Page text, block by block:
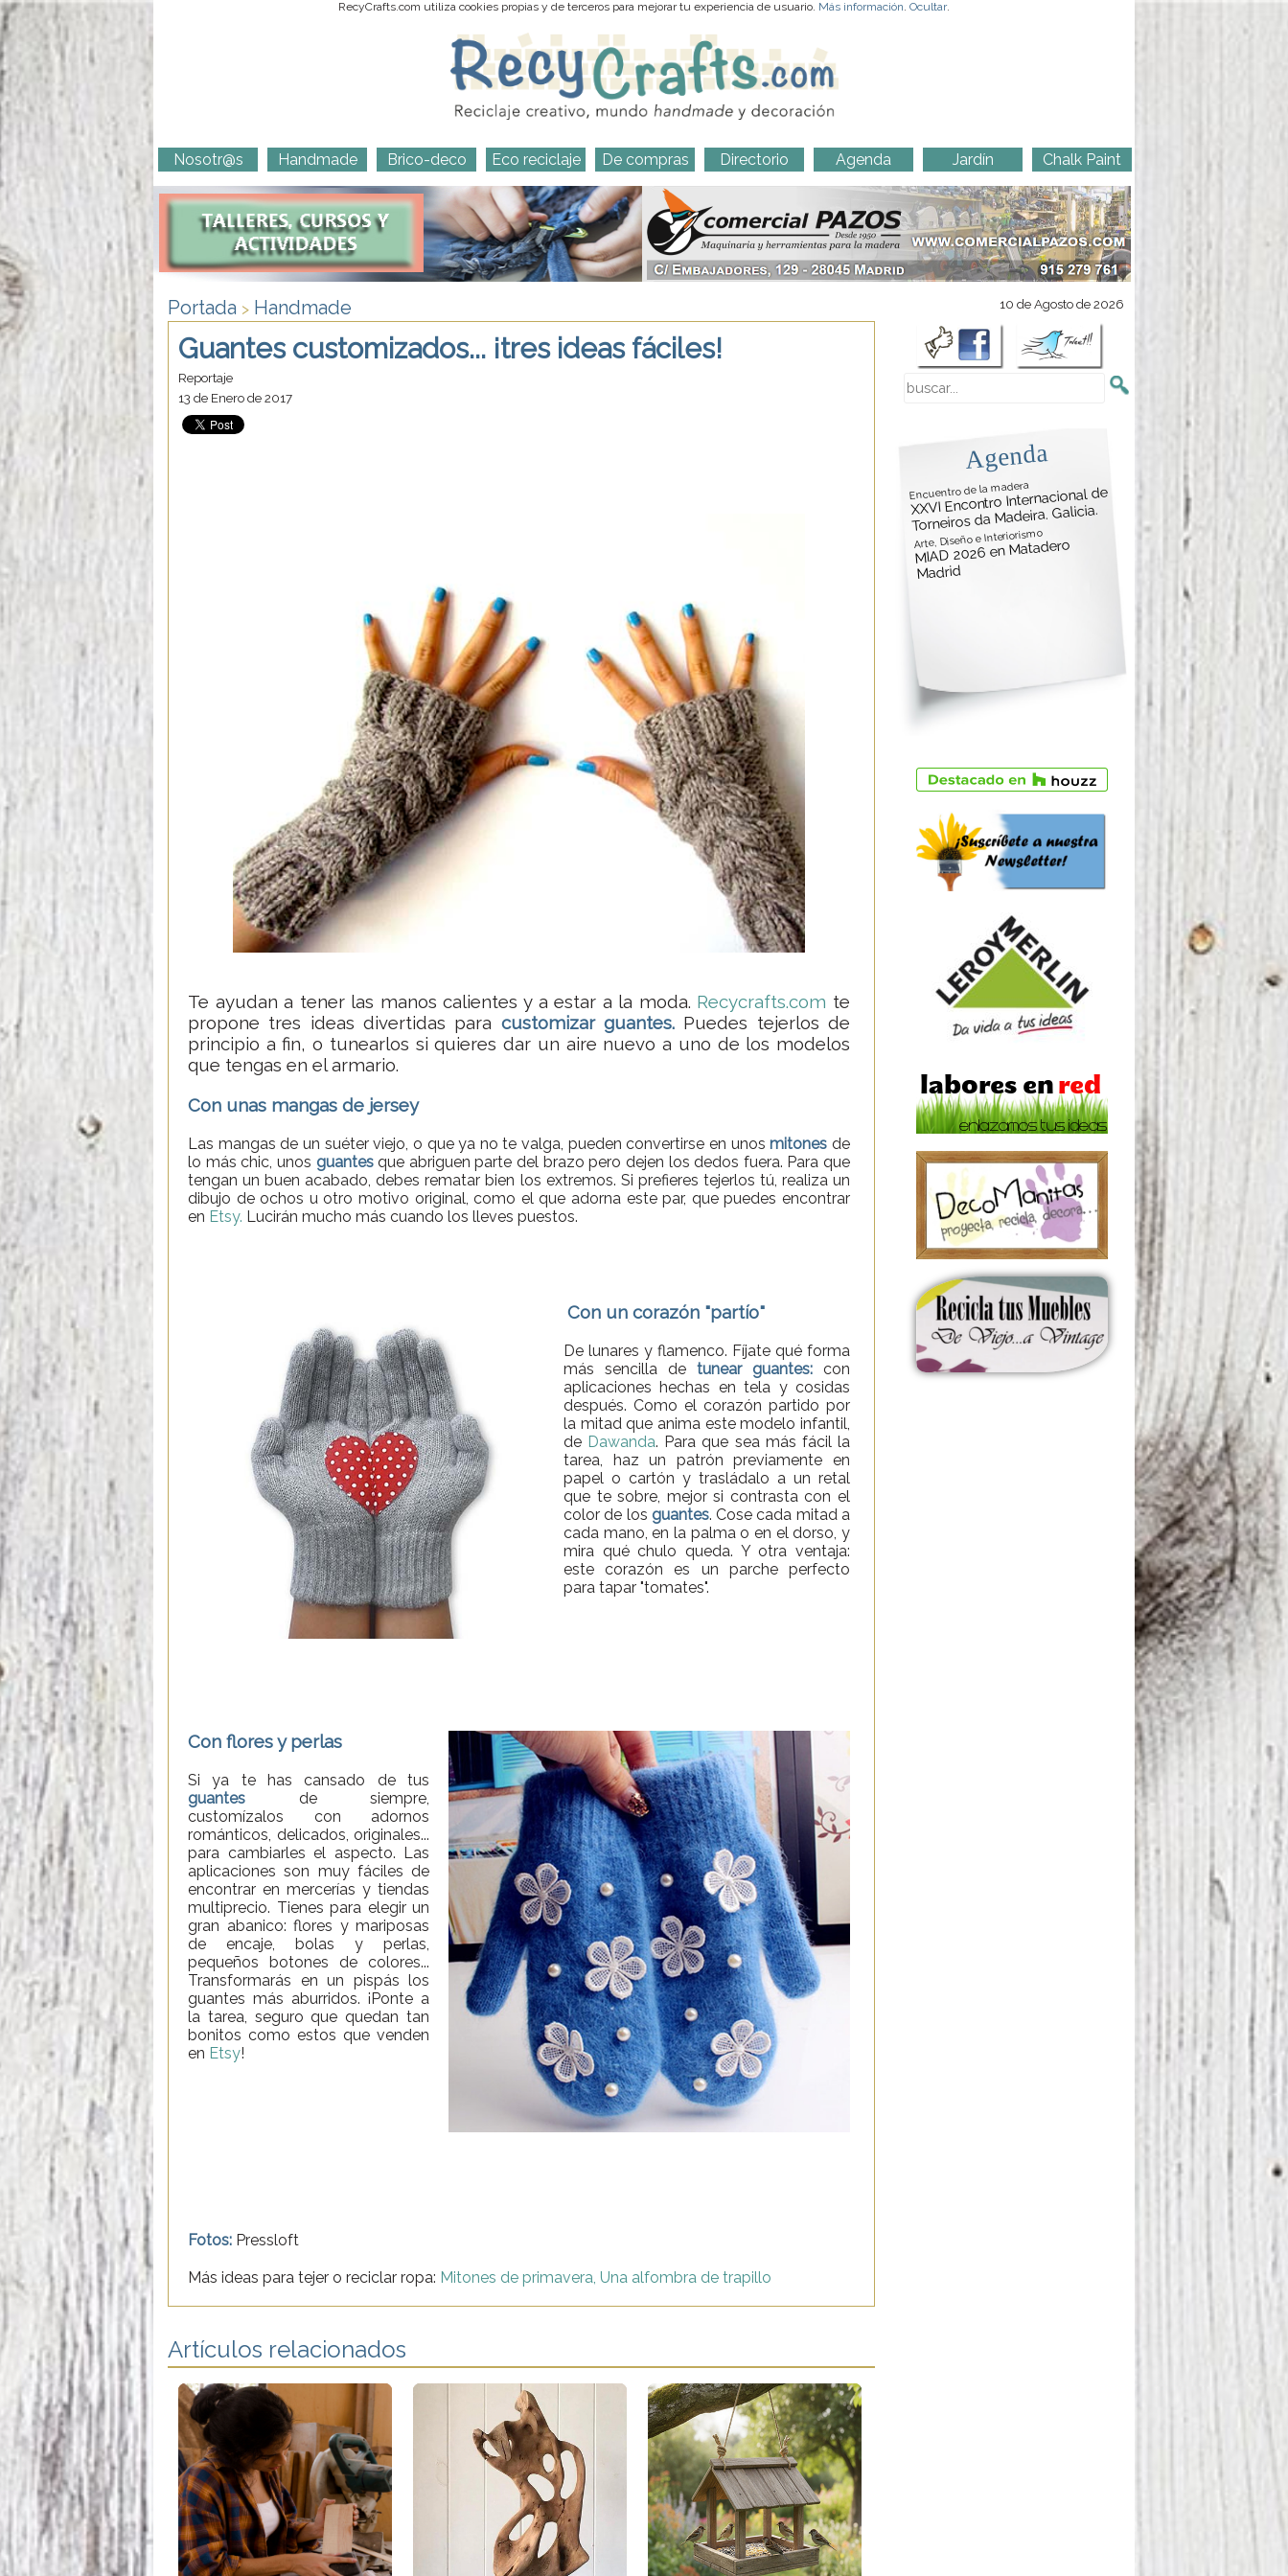
RecyCrafts.com utiliza cookies propias y de terceros para mejorar tu experiencia de usuario. Más información. Ocultar.
Nosotr@s Handmade Brico-deco Eco reciclaje De compras Directorio Agenda Jardín Chalk Paint
Portada > Handmade
Guantes customizados... ¡tres ideas fáciles!
Reportaje
13 de Enero de 2017
Te ayudan a tener las manos calientes y a estar a la moda. Recycrafts.com te
propone tres ideas divertidas para customizar guantes. Puedes tejerlos de
principio a fin, o tunearlos si quieres dar un aire nuevo a uno de los modelos
que tengas en el armario.
Con unas mangas de jersey
Las mangas de un suéter viejo, o que ya no te valga, pueden convertirse en unos mitones de
lo más chic, unos guantesque abriguen parte del brazo pero dejen los dedos fuera. Para que
tengan un buen acabado, debes rematar bien los extremos. Si prefieres tejerlos tú, realiza un
dibujo de ochos u otro motivo original, como el que adorna este par, que puedes encontrar
en Etsy. Lucirán mucho más cuando los lleves puestos.
Con un corazón "partío"
De lunares y flamenco. Fíjate qué forma
más sencilla de tunear guantes: con
aplicaciones hechas en tela y cosidas
después. Como el corazón partido por
la mitad que anima este modelo infantil,
de Dawanda. Para que sea más fácil la
tarea, haz un patrón previamente en
papel o cartón y trasládalo a un retal
que te sobre, mejor si contrasta con el
color de los guantes. Cose cada mitad a
cada mano, en la palma o en el dorso, y
mira qué chulo queda. Y otra ventaja:
este corazón es un parche perfecto
para tapar "tomates".
Con flores y perlas
Si ya te has cansado de tus
guantes de siempre,
customízalos con adornos
románticos, delicados, originales...
para cambiarles el aspecto. Las
aplicaciones son muy fáciles de
encontrar en mercerías y tiendas
multiprecio. Tienes para elegir un
gran abanico: flores y mariposas
de encaje, bolas y perlas,
pequeños botones de colores...
Transformarás en un pispás los
guantes más aburridos. ¡Ponte a
la tarea, seguro que quedan tan
bonitos como estos que venden
en Etsy!
Fotos: Pressloft
Más ideas para tejer o reciclar ropa: Mitones de primavera, Una alfombra de trapillo
Artículos relacionados
10 de Agosto de 2026
Agenda
Encuentro de la madera
XXVI Encontro Internacional de
Torneiros da Madeira. Galicia.
Arte, Diseño e Interiorismo
MIAD 2026 en Matadero
Madrid